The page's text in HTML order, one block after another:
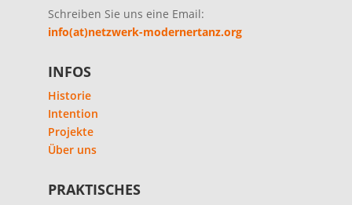
Schreiben Sie uns eine Email:
info(at)netzwerk-modernertanz.org
INFOS
Historie
Intention
Projekte
Über uns
PRAKTISCHES